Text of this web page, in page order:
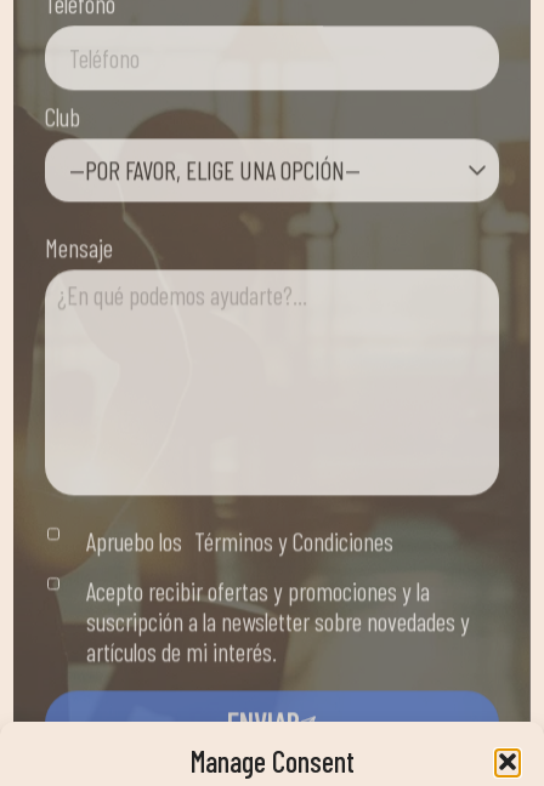
Manage Consent
Club
—POR FAVOR, ELIGE UNA OPCIÓN—
Mensaje
Acepto recibir ofertas y promociones y la
suscripción a la newsletter sobre novedades y
artículos de mi interés.
ENVIAR